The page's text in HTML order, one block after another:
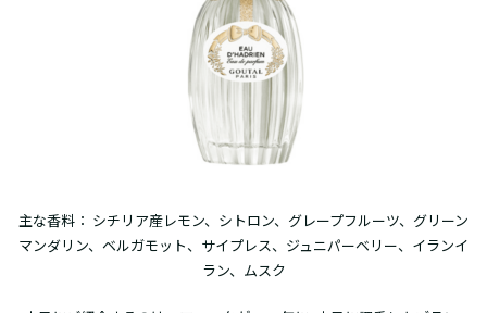
主な香料： シチリア産レモン、シトロン、グレープフルーツ、グリーン
マンダリン、ベルガモット、サイプレス、ジュニパーベリー、イランイ
ラン、ムスク